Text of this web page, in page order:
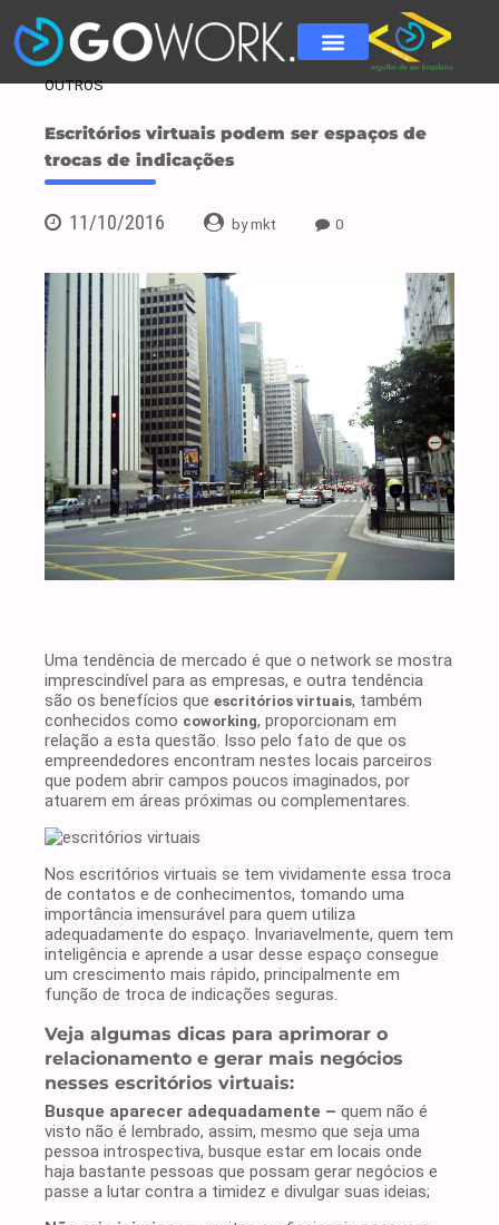
OUTROS
Escritórios virtuais podem ser espaços de
trocas de indicações
11/10/2016 by mkt 0
Uma tendência de mercado é que o network se mostra
imprescindível para as empresas, e outra tendência
são os benefícios que escritórios virtuais, também
conhecidos como coworking, proporcionam em
relação a esta questão. Isso pelo fato de que os
empreendedores encontram nestes locais parceiros
que podem abrir campos poucos imaginados, por
atuarem em áreas próximas ou complementares.
Nos escritórios virtuais se tem vividamente essa troca
de contatos e de conhecimentos, tomando uma
importância imensurável para quem utiliza
adequadamente do espaço. Invariavelmente, quem tem
inteligência e aprende a usar desse espaço consegue
um crescimento mais rápido, principalmente em
função de troca de indicações seguras.
Veja algumas dicas para aprimorar o
relacionamento e gerar mais negócios
nesses escritórios virtuais:
Busque aparecer adequadamente – quem não é
visto não é lembrado, assim, mesmo que seja uma
pessoa introspectiva, busque estar em locais onde
haja bastante pessoas que possam gerar negócios e
passe a lutar contra a timidez e divulgar suas ideias;